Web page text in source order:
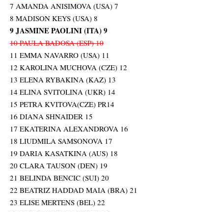
7 AMANDA ANISIMOVA (USA) 7
8 MADISON KEYS (USA) 8
9 JASMINE PAOLINI (ITA) 9
10 PAULA BADOSA (ESP) 10
11 EMMA NAVARRO (USA) 11
12 KAROLINA MUCHOVA (CZE) 12
13 ELENA RYBAKINA (KAZ) 13
14 ELINA SVITOLINA (UKR) 14
15 PETRA KVITOVA(CZE) PR14
16 DIANA SHNAIDER 15
17 EKATERINA ALEXANDROVA 16
18 LIUDMILA SAMSONOVA 17
19 DARIA KASATKINA (AUS) 18
20 CLARA TAUSON (DEN) 19
21 BELINDA BENCIC (SUI) 20
22 BEATRIZ HADDAD MAIA (BRA) 21
23 ELISE MERTENS (BEL) 22